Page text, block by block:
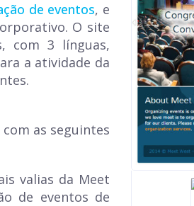
de eventos, e
O site
com 3 línguas,
a atividade da
as seguintes
valias da Meet
de eventos de